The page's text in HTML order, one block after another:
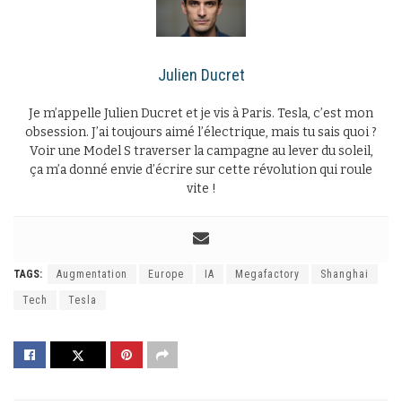
Julien Ducret
Je m’appelle Julien Ducret et je vis à Paris. Tesla, c’est mon
obsession. J’ai toujours aimé l’électrique, mais tu sais quoi ?
Voir une Model S traverser la campagne au lever du soleil,
ça m’a donné envie d’écrire sur cette révolution qui roule
vite !
TAGS: Augmentation Europe IA Megafactory Shanghai
Tech Tesla